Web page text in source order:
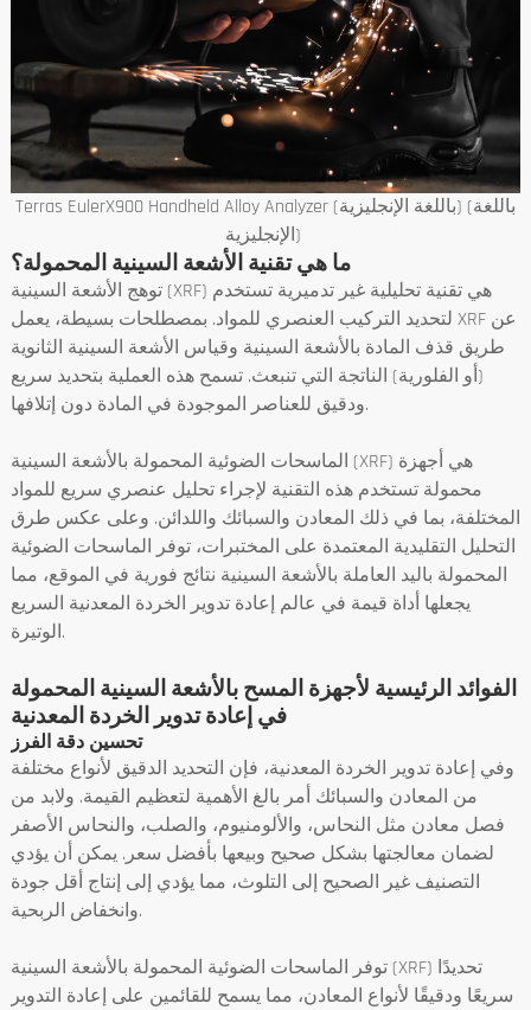
Terras EulerX900 Handheld Alloy Analyzer (باللغة الإنجليزية) (باللغة
الإنجليزية)
ما هي تقنية الأشعة السينية المحمولة؟
توهج الأشعة السينية (XRF) هي تقنية تحليلية غير تدميرية تستخدم
لتحديد التركيب العنصري للمواد. بمصطلحات بسيطة، يعمل XRF عن
طريق قذف المادة بالأشعة السينية وقياس الأشعة السينية الثانوية
(أو الفلورية) الناتجة التي تنبعث. تسمح هذه العملية بتحديد سريع
ودقيق للعناصر الموجودة في المادة دون إتلافها.
الماسحات الضوئية المحمولة بالأشعة السينية (XRF) هي أجهزة
محمولة تستخدم هذه التقنية لإجراء تحليل عنصري سريع للمواد
المختلفة، بما في ذلك المعادن والسبائك واللدائن. وعلى عكس طرق
التحليل التقليدية المعتمدة على المختبرات، توفر الماسحات الضوئية
المحمولة باليد العاملة بالأشعة السينية نتائج فورية في الموقع، مما
يجعلها أداة قيمة في عالم إعادة تدوير الخردة المعدنية السريع
الوتيرة.
الفوائد الرئيسية لأجهزة المسح بالأشعة السينية المحمولة
في إعادة تدوير الخردة المعدنية
تحسين دقة الفرز
وفي إعادة تدوير الخردة المعدنية، فإن التحديد الدقيق لأنواع مختلفة
من المعادن والسبائك أمر بالغ الأهمية لتعظيم القيمة. ولابد من
فصل معادن مثل النحاس، والألومنيوم، والصلب، والنحاس الأصفر
لضمان معالجتها بشكل صحيح وبيعها بأفضل سعر. يمكن أن يؤدي
التصنيف غير الصحيح إلى التلوث، مما يؤدي إلى إنتاج أقل جودة
وانخفاض الربحية.
توفر الماسحات الضوئية المحمولة بالأشعة السينية (XRF) تحديدًا
سريعًا ودقيقًا لأنواع المعادن، مما يسمح للقائمين على إعادة التدوير